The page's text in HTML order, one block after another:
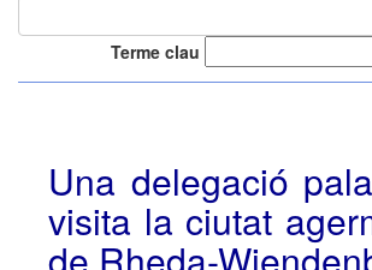
Terme clau
Una delegació
visita la ciutat